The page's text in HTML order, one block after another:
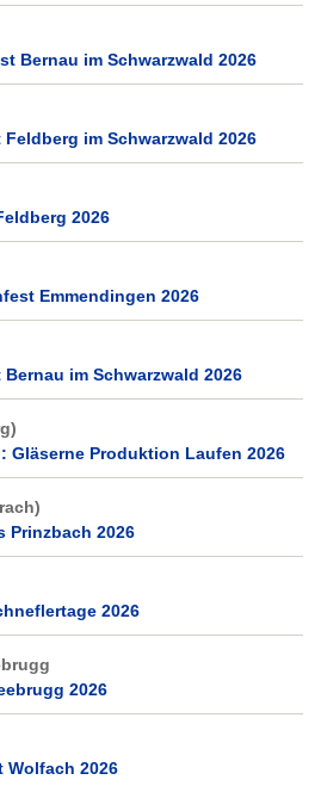
Bernau im Schwarzwald 2026
im Schwarzwald 2026
2026
Emmendingen 2026
im Schwarzwald 2026
Gläserne Produktion Laufen 2026
Prinzbach 2026
2026
2026
Wolfach 2026